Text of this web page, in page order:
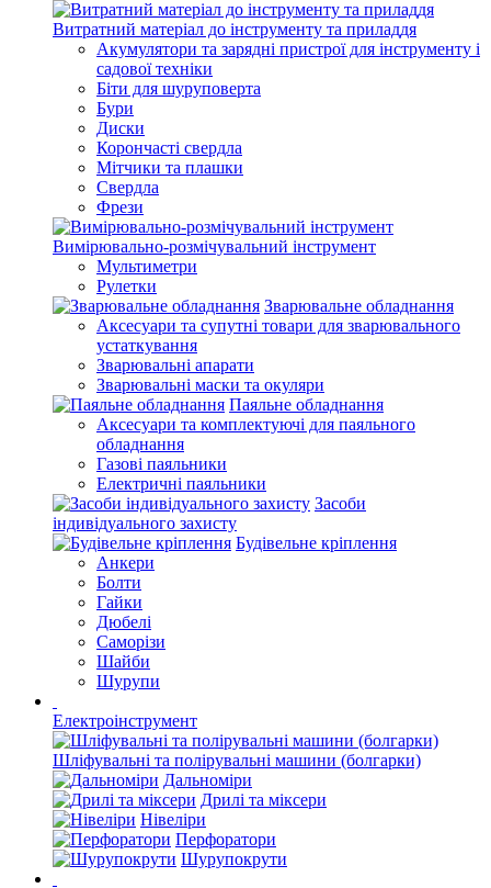
Витратний матеріал до інструменту та приладдя
Акумулятори та зарядні пристрої для інструменту і
садової техніки
Біти для шуруповерта
Бури
Диски
Корончасті свердла
Мітчики та плашки
Свердла
Фрези
Вимірювально-розмічувальний інструмент
Мультиметри
Рулетки
Зварювальне обладнання
Аксесуари та супутні товари для зварювального
устаткування
Зварювальні апарати
Зварювальні маски та окуляри
Паяльне обладнання
Аксесуари та комплектуючі для паяльного
обладнання
Газові паяльники
Електричні паяльники
Засоби
індивідуального захисту
Будівельне кріплення
Анкери
Болти
Гайки
Дюбелі
Саморізи
Шайби
Шурупи
Електроінструмент
Шліфувальні та полірувальні машини (болгарки)
Дальноміри
Дрилі та міксери
Нівеліри
Перфоратори
Шурупокрути